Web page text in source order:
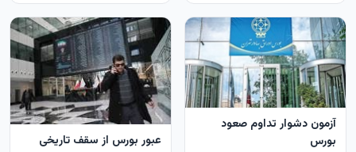
آزمون دشوار تداوم صعود
بورس
عبور بورس از سقف تاریخی